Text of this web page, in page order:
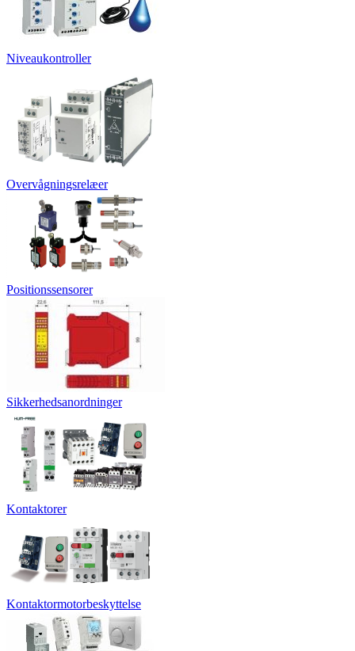
Niveaukontroller
Overvågningsrelæer
Positionssensorer
Sikkerhedsanordninger
Kontaktorer
Kontaktormotorbeskyttelse